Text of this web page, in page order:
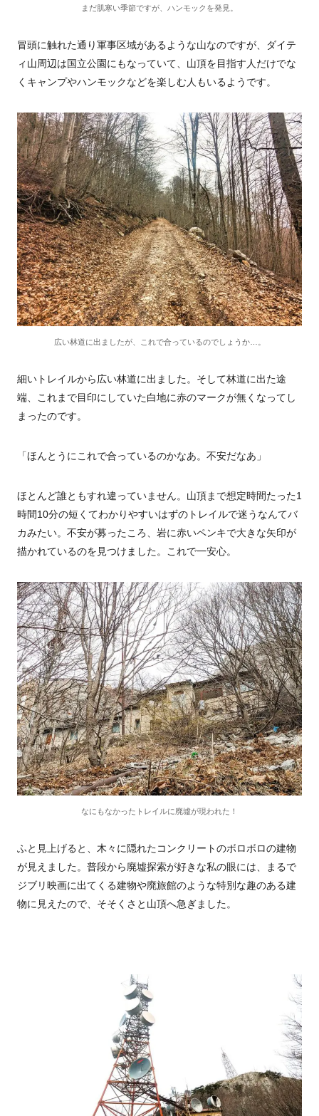
まだ肌寒い季節ですが、ハンモックを発見。
冒頭に触れた通り軍事区域があるような山なのですが、ダイテ
ィ山周辺は国立公園にもなっていて、山頂を目指す人だけでな
くキャンプやハンモックなどを楽しむ人もいるようです。
広い林道に出ましたが、これで合っているのでしょうか…。
細いトレイルから広い林道に出ました。そして林道に出た途
端、これまで目印にしていた白地に赤のマークが無くなってし
まったのです。
「ほんとうにこれで合っているのかなあ。不安だなあ」
ほとんど誰ともすれ違っていません。山頂まで想定時間たった1
時間10分の短くてわかりやすいはずのトレイルで迷うなんてバ
カみたい。不安が募ったころ、岩に赤いペンキで大きな矢印が
描かれているのを見つけました。これで一安心。
なにもなかったトレイルに廃墟が現われた！
ふと見上げると、木々に隠れたコンクリートのボロボロの建物
が見えました。普段から廃墟探索が好きな私の眼には、まるで
ジブリ映画に出てくる建物や廃旅館のような特別な趣のある建
物に見えたので、そそくさと山頂へ急ぎました。